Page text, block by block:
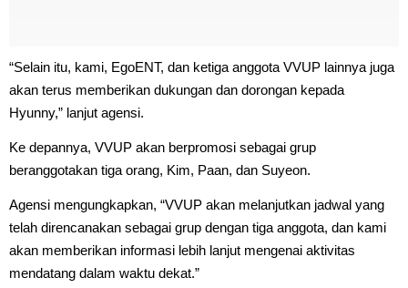
“Selain itu, kami, EgoENT, dan ketiga anggota VVUP lainnya juga
akan terus memberikan dukungan dan dorongan kepada
Hyunny,” lanjut agensi.
Ke depannya, VVUP akan berpromosi sebagai grup
beranggotakan tiga orang, Kim, Paan, dan Suyeon.
Agensi mengungkapkan, “VVUP akan melanjutkan jadwal yang
telah direncanakan sebagai grup dengan tiga anggota, dan kami
akan memberikan informasi lebih lanjut mengenai aktivitas
mendatang dalam waktu dekat.”